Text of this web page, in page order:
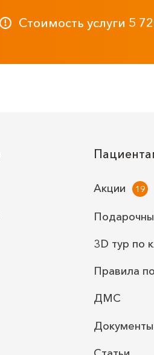
Стоимость услуги 5
Акции
3D тур по
Правила
ДМС